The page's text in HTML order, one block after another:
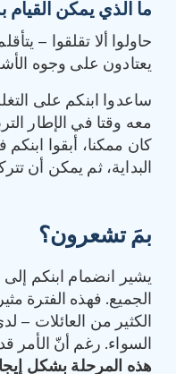
ما الذي يمكن القيام
حاولوا ألا تقلقوا –
يعتادون على وجوه
ساعدوا ابنكم على
معه وقتا في الإطار
كان ممكنا، أبقوا
البداية، ثم يمكن أن
بمَ تشعرون؟
يشير انضمام ابنكم إلى
الجميع. فهذه الفترة
الكثير من العائلات –
السواء. رغم أنّ الأمر
هذه المرحلة بشكل